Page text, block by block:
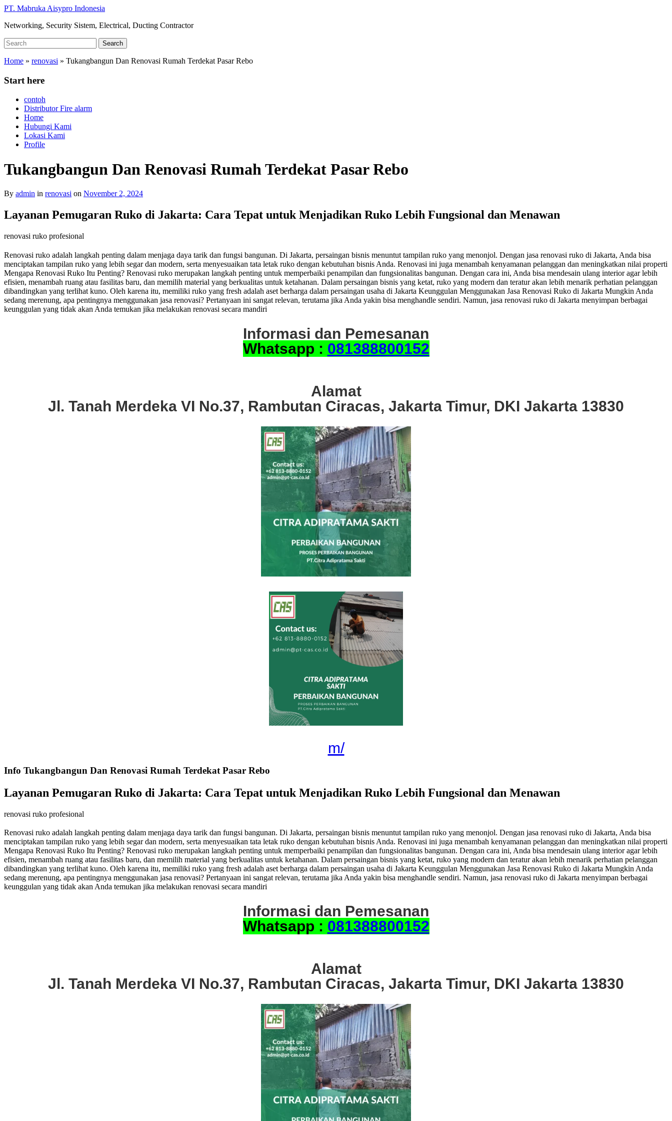
Skip
main
PT. Mabruka Aisypro Indonesia
Networking, Security Sistem, Electrical, Ducting Contractor
Search
for:
Search
Home » renovasi » Tukangbangun Dan Renovasi Rumah Terdekat Pasar Rebo
Start here
contoh
Distributor Fire alarm
Home
Hubungi Kami
Lokasi Kami
Profile
Tukangbangun Dan Renovasi Rumah Terdekat Pasar Rebo
By admin in renovasi on November 2, 2024
Layanan Pemugaran Ruko di Jakarta: Cara Tepat untuk Menjadikan Ruko Lebih Fungsional dan Menawan
renovasi ruko profesional
Renovasi ruko adalah langkah penting dalam menjaga daya tarik dan fungsi bangunan. Di Jakarta, persaingan bisnis menuntut tampilan ruko yang menonjol. Dengan jasa renovasi ruko di Jakarta, Anda bisa
menciptakan tampilan ruko yang lebih segar dan modern, serta menyesuaikan tata letak ruko dengan kebutuhan bisnis Anda. Renovasi ini juga menambah kenyamanan pelanggan dan meningkatkan nilai properti
Mengapa Renovasi Ruko Itu Penting? Renovasi ruko merupakan langkah penting untuk memperbaiki penampilan dan fungsionalitas bangunan. Dengan cara ini, Anda bisa mendesain ulang interior agar lebih
efisien, menambah ruang atau fasilitas baru, dan memilih material yang berkualitas untuk ketahanan. Dalam persaingan bisnis yang ketat, ruko yang modern dan teratur akan lebih menarik perhatian pelanggan
dibandingkan yang terlihat kuno. Oleh karena itu, memiliki ruko yang fresh adalah aset berharga dalam persaingan usaha di Jakarta Keunggulan Menggunakan Jasa Renovasi Ruko di Jakarta Mungkin Anda
sedang merenung, apa pentingnya menggunakan jasa renovasi? Pertanyaan ini sangat relevan, terutama jika Anda yakin bisa menghandle sendiri. Namun, jasa renovasi ruko di Jakarta menyimpan berbagai
keunggulan yang tidak akan Anda temukan jika melakukan renovasi secara mandiri
Informasi dan Pemesanan
Whatsapp : 081388800152
Alamat
Jl. Tanah Merdeka VI No.37, Rambutan Ciracas, Jakarta Timur, DKI Jakarta 13830
m/
Info Tukangbangun Dan Renovasi Rumah Terdekat Pasar Rebo
Layanan Pemugaran Ruko di Jakarta: Cara Tepat untuk Menjadikan Ruko Lebih Fungsional dan Menawan
renovasi ruko profesional
Renovasi ruko adalah langkah penting dalam menjaga daya tarik dan fungsi bangunan. Di Jakarta, persaingan bisnis menuntut tampilan ruko yang menonjol. Dengan jasa renovasi ruko di Jakarta, Anda bisa
menciptakan tampilan ruko yang lebih segar dan modern, serta menyesuaikan tata letak ruko dengan kebutuhan bisnis Anda. Renovasi ini juga menambah kenyamanan pelanggan dan meningkatkan nilai properti
Mengapa Renovasi Ruko Itu Penting? Renovasi ruko merupakan langkah penting untuk memperbaiki penampilan dan fungsionalitas bangunan. Dengan cara ini, Anda bisa mendesain ulang interior agar lebih
efisien, menambah ruang atau fasilitas baru, dan memilih material yang berkualitas untuk ketahanan. Dalam persaingan bisnis yang ketat, ruko yang modern dan teratur akan lebih menarik perhatian pelanggan
dibandingkan yang terlihat kuno. Oleh karena itu, memiliki ruko yang fresh adalah aset berharga dalam persaingan usaha di Jakarta Keunggulan Menggunakan Jasa Renovasi Ruko di Jakarta Mungkin Anda
sedang merenung, apa pentingnya menggunakan jasa renovasi? Pertanyaan ini sangat relevan, terutama jika Anda yakin bisa menghandle sendiri. Namun, jasa renovasi ruko di Jakarta menyimpan berbagai
keunggulan yang tidak akan Anda temukan jika melakukan renovasi secara mandiri
Informasi dan Pemesanan
Whatsapp : 081388800152
Alamat
Jl. Tanah Merdeka VI No.37, Rambutan Ciracas, Jakarta Timur, DKI Jakarta 13830